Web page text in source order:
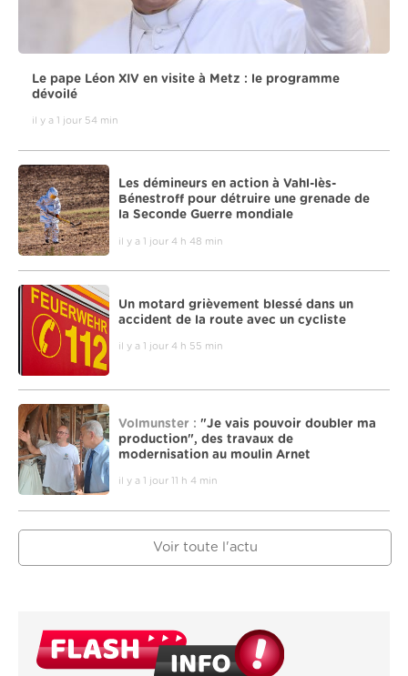
Le pape Léon XIV en visite à Metz : le programme
dévoilé
il y a 1 jour 54 min
Les démineurs en action à Vahl-lès-
Bénestroff pour détruire une grenade de
la Seconde Guerre mondiale
il y a 1 jour 4 h 48 min
Un motard grièvement blessé dans un
accident de la route avec un cycliste
il y a 1 jour 4 h 55 min
Volmunster : "Je vais pouvoir doubler ma
production", des travaux de
modernisation au moulin Arnet
il y a 1 jour 11 h 4 min
Voir toute l'actu